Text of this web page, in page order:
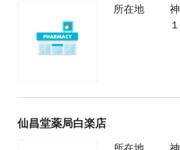
所在地
仙昌堂薬局白楽店
所在地